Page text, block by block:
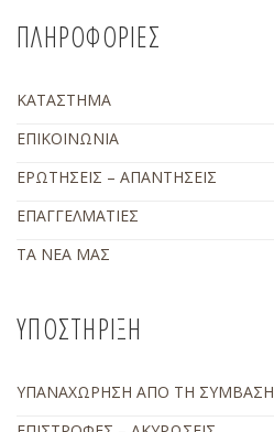
ΠΛΗΡΟΦΟΡΙΕΣ
ΚΑΤΑΣΤΗΜΑ
ΕΠΙΚΟΙΝΩΝΙΑ
ΕΡΩΤΗΣΕΙΣ – ΑΠΑΝΤΗΣΕΙΣ
ΕΠΑΓΓΕΛΜΑΤΙΕΣ
ΤΑ ΝΕΑ ΜΑΣ
ΥΠΟΣΤΗΡΙΞΗ
ΥΠΑΝΑΧΩΡΗΣΗ ΑΠΟ ΤΗ ΣΥΜΒΑΣΗ